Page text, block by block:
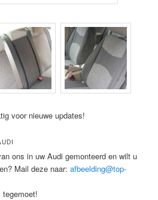
voor nieuwe updates!
ons in uw Audi gemonteerd en wilt u
Mail deze naar:afbeelding@top-
tegemoet!